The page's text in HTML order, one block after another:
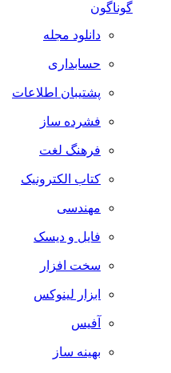
گوناگون
دانلود مجله
حسابداری
پشتیبان اطلاعات
فشرده ساز
فرهنگ لغت
کتاب الکترونیک
مهندسی
فایل و دیسک
سخت افزار
ابزار لینوکس
آفیس
بهینه ساز